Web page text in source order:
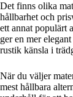
Det finns olika
hållbarhet och
ett annat populärt
ger en mer
rustik känsla i
När du väljer
mest hållbara